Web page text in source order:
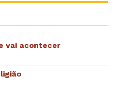
vai acontecer